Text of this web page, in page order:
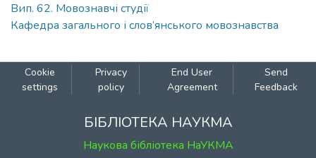
Вип. 62. Мовознавчі студії
Кафедра загального і слов’янського мовознавства
Cookie
settings
Privacy
policy
End User
Agreement
Send
Feedback
БІБЛІОТЕКА НАУКМА
Наукова бібліотека НаУКМА